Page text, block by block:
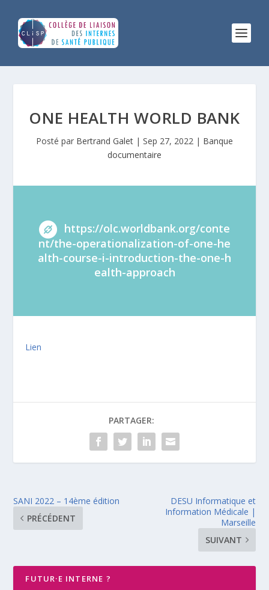
ONE HEALTH WORLD BANK
Posté par Bertrand Galet | Sep 27, 2022 | Banque
documentaire
https://olc.worldbank.org/conte
nt/the-operationalization-of-one-he
alth-course-i-introduction-the-one-h
ealth-approach
Lien
PARTAGER:
SANI 2022 – 14ème édition
PRÉCÉDENT
DESU Informatique et
Information Médicale |
Marseille
SUIVANT
FUTUR·E INTERNE ?